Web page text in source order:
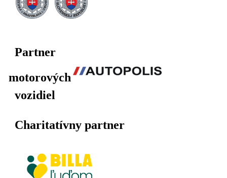
Partner
motorových
vozidiel
Charitatívny partner